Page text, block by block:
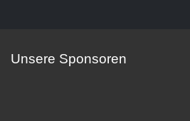
Unsere Sponsoren